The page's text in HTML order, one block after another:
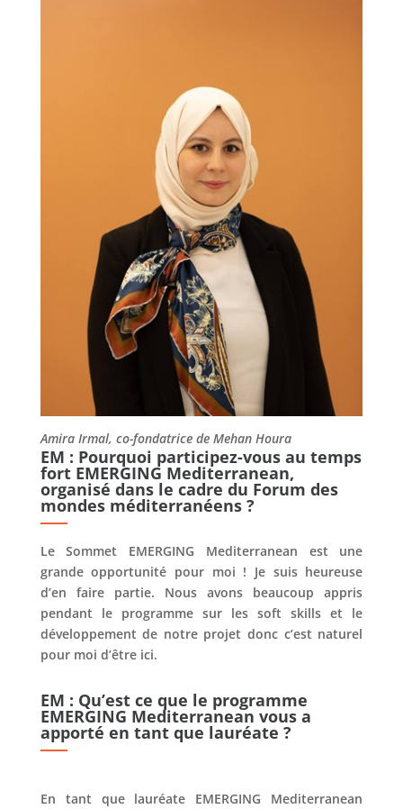
Amira Irmal, co-fondatrice de Mehan Houra
EM : Pourquoi participez-vous au temps
fort EMERGING Mediterranean,
organisé dans le cadre du Forum des
mondes méditerranéens ?
Le Sommet EMERGING Mediterranean est une
grande opportunité pour moi ! Je suis heureuse
d’en faire partie. Nous avons beaucoup appris
pendant le programme sur les soft skills et le
développement de notre projet donc c’est naturel
pour moi d’être ici.
EM : Qu’est ce que le programme
EMERGING Mediterranean vous a
apporté en tant que lauréate ?
En tant que lauréate EMERGING Mediterranean